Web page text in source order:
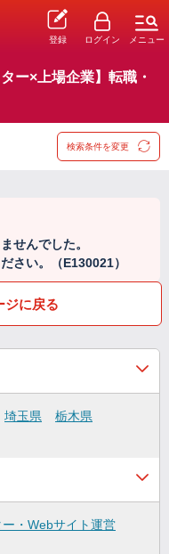
登録 ログイン メニュー
ー×上場企業】転職・
検索条件を変更
せんでした。
さい。（E130021）
ジに戻る
埼玉県
栃木県
・Webサイト運営